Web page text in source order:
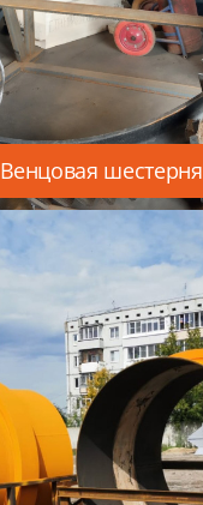
Венцовая шестерня